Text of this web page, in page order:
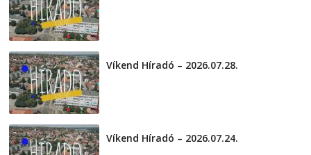
Víkend Híradó – 2026.07.28.
Víkend Híradó – 2026.07.24.